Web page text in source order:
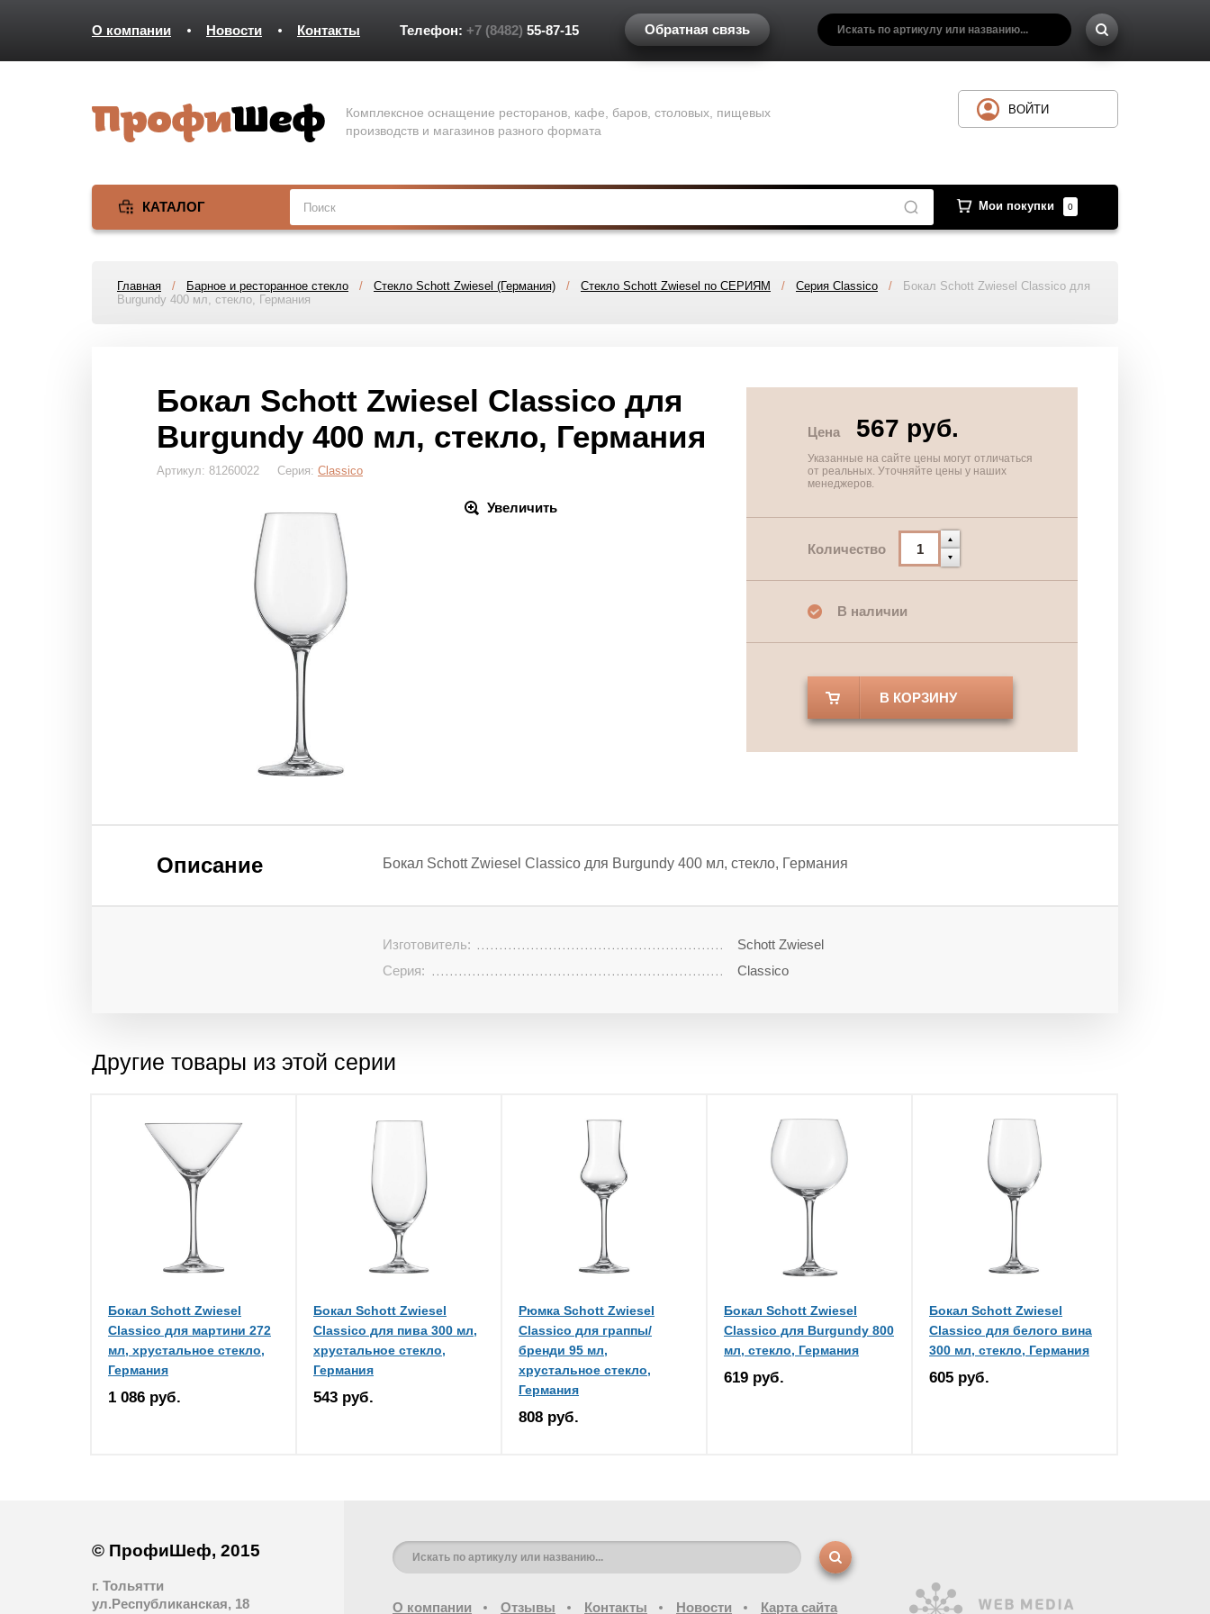
О компании Новости Контакты Телефон: +7 (8482) 55-87-15 Обратная связь
Комплексное оснащение ресторанов, кафе, баров, столовых, пищевых
производств и магазинов разного формата
КАТАЛОГ Мои покупки 0
ВОЙТИ
Главная / Барное и ресторанное стекло / Стекло Schott Zwiesel (Германия) / Стекло Schott Zwiesel по СЕРИЯМ / Серия Classico /
Бокал Schott Zwiesel Classico для
Burgundy 400 мл, стекло, Германия
Бокал Schott Zwiesel Classico для
Burgundy 400 мл, стекло, Германия
Артикул: 81260022 Серия: Classico
Увеличить
Цена 567 руб.
Указанные на сайте цены могут отличаться
от реальных. Уточняйте цены у наших
менеджеров.
Количество
В наличии
В КОРЗИНУ
Описание Бокал Schott Zwiesel Classico для Burgundy 400 мл, стекло, Германия
Изготовитель:
Schott Zwiesel
Серия:
Classico
Другие товары из этой серии
Бокал Schott Zwiesel
Classico для мартини 272
мл, хрустальное стекло,
Германия
1 086 руб.
Бокал Schott Zwiesel
Classico для пива 300 мл,
хрустальное стекло,
Германия
543 руб.
Рюмка Schott Zwiesel
Classico для граппы/
бренди 95 мл,
хрустальное стекло,
Германия
808 руб.
Бокал Schott Zwiesel
Classico для Burgundy 800
мл, стекло, Германия
619 руб.
Бокал Schott Zwiesel
Classico для белого вина
300 мл, стекло, Германия
605 руб.
© ПрофиШеф, 2015
г. Тольятти
ул.Республиканская, 18
О компании Отзывы Контакты Новости Карта сайта